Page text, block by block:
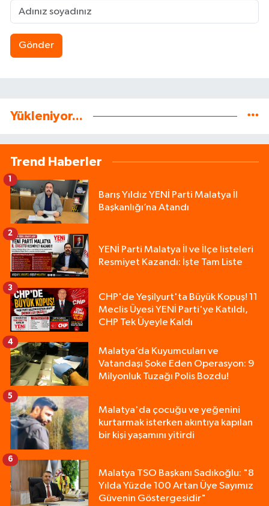
Gönder
Yükleniyor...
Trend Haberler
Barış Yıldız YENİ Parti Malatya İl
Başkanlığı’na Atandı
1
YENİ Parti Malatya İl ve İlçe listeleri
Resmiyet Kazandı: İşte Tam Liste
2
CHP'de Yeşilyurt'ta Büyük Kopuş! 11
Meclis Üyesi YENİ Parti'ye Katıldı,
CHP Tek Üyeyle Kaldı
3
Malatya’da Kuyumcuları ve
Vatandaşı Şoke Eden Operasyon: 9
Milyonluk Tuzağı Polis Bozdu!
4
Malatya'da çocuğu ve yeğenini
kurtarmak isterken akıntıya kapılan
bir kişi yaşamını yitirdi
5
Malatya TSO Başkanı Sadıkoğlu: "8
Yılda Yüzde 100 Artan Üye Sayımız
Güvenin Göstergesidir"
6